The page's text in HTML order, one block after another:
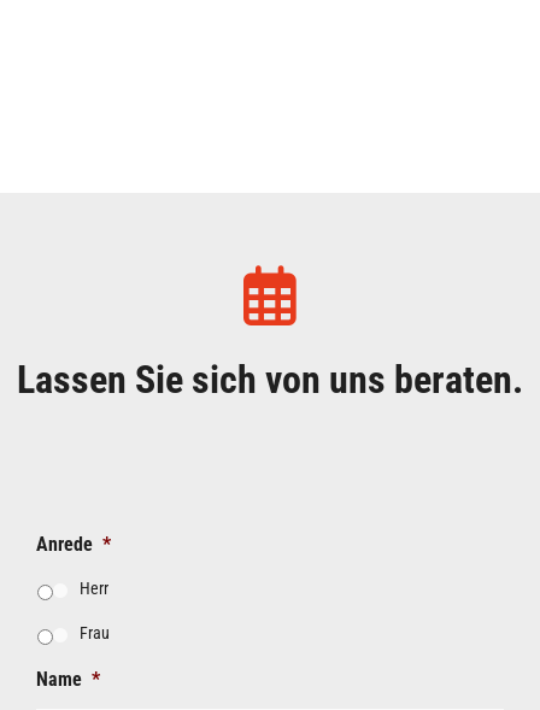
Lassen Sie sich von uns beraten.
Anrede *
Herr
Frau
Name *